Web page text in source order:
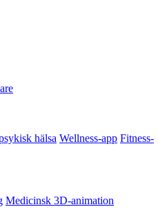
hälsa Wellness-app Fitness-
Medicinsk 3D-animation